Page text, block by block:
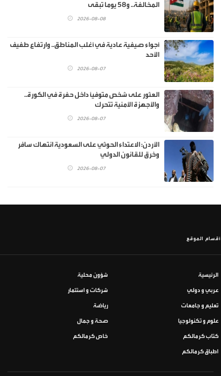
المخالفة.. و58 يوما تبقى
2026-08-08
أجواء صيفية عادية في أغلب المناطق.. وارتفاع طفيف
الأحد
2026-08-07
العثور على شخص متوفيًا داخل حفرة في الكورة..
والأجهزة الأمنية تتحرك
2026-08-07
الأردن: الاعتداء الحوثي على السعودية انتهاك سافر
وخرق للقانون الدولي
2026-08-07
أقسام الموقع
الرئيسية شؤون محلية
عربي و دولي شركات و استثمار
تعليم و جامعات رياضة
علوم و تكنولوجيا صحة و جمال
كتاب كرمالكم خاص كرمالكم
اطباق كرمالكم